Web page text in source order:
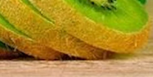
عصير الرمان؟ نصائح للحصول على فوائده